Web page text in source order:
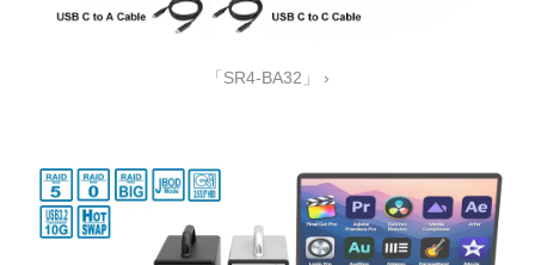
「SR4-BA32」 ›